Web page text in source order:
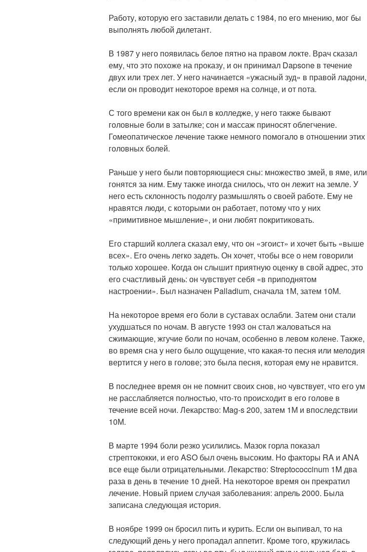
Работу, которую его заставили делать с 1984, по его мнению, мог бы
выполнять любой дилетант.
В 1987 у него появилась белое пятно на правом локте. Врач сказал
ему, что это похоже на проказу, и он принимал Dapsone в течение
двух или трех лет. У него начинается «ужасный зуд» в правой ладони,
если он проводит некоторое время на солнце, и от пота.
С того времени как он был в колледже, у него также бывают
головные боли в затылке; сон и массаж приносят облегчение.
Гомеопатическое лечение также немного помогало в отношении этих
головных болей.
Раньше у него были повторяющиеся сны: множество змей, в яме, или
гонятся за ним. Ему также иногда снилось, что он лежит на земле. У
него есть склонность подолгу размышлять о своей работе. Ему не
нравятся люди, с которыми он работает, потому что у них
«примитивное мышление», и они любят покритиковать.
Его старший коллега сказал ему, что он «эгоист» и хочет быть «выше
всех». Его очень легко задеть. Он хочет, чтобы все о нем говорили
только хорошее. Когда он слышит приятную оценку в свой адрес, это
его счастливый день: он чувствует себя «в приподнятом
настроении». Был назначен Palladium, сначала 1М, затем 10М.
На некоторое время его боли в суставах ослабли. Затем они стали
ухудшаться по ночам. В августе 1993 он стал жаловаться на
сжимающие, жгучие боли по ночам, особенно в левом колене. Также,
во время сна у него было ощущение, что какая-то песня или мелодия
вертится у него в голове; это была песня, которая ему не нравится.
В последнее время он не помнит своих снов, но чувствует, что его ум
не расслабляется полностью, что-то происходит в его голове в
течение всей ночи. Лекарство: Mag-s 200, затем 1М и впоследствии
10М.
В марте 1994 боли резко усилились. Мазок горла показал
стрептококки, и его ASO был очень высоким. Но факторы RA и ANA
все еще были отрицательными. Лекарство: Streptococcinum 1M два
раза в день в течение 10 дней. На некоторое время он прекратил
лечение. Новый прием случая заболевания: апрель 2000. Была
записана следующая история.
В ноябре 1999 он бросил пить и курить. Если он выпивал, то на
следующий день у него пропадал аппетит. Кроме того, кружилась